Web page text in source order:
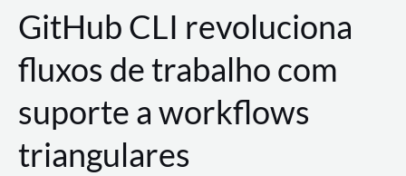
GitHub CLI revoluciona
fluxos de trabalho com
suporte a workflows
triangulares